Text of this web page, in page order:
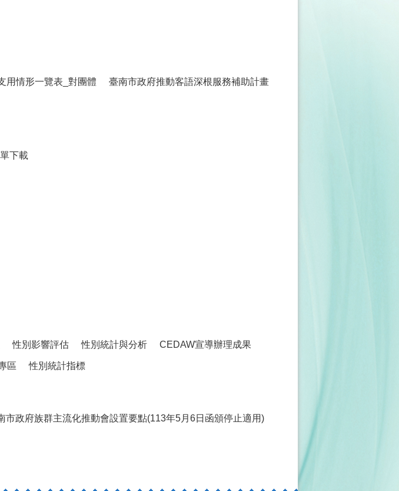
用情形一覽表_對團體 臺南市政府推動客語深根服務補助計畫
下載
性別影響評估 性別統計與分析 CEDAW宣導辦理成果
區 性別統計指標
市政府族群主流化推動會設置要點(113年5月6日函頒停止適用)